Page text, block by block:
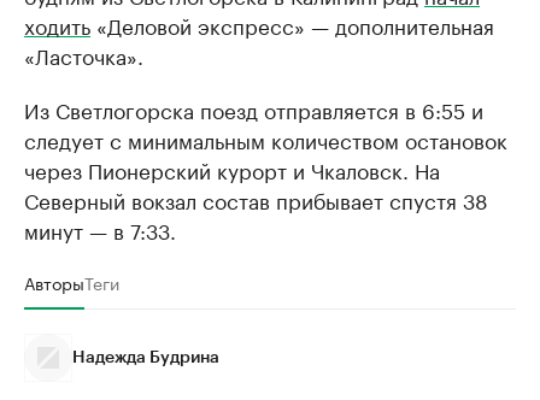
ходить «Деловой экспресс» — дополнительная
«Ласточка».
Из Светлогорска поезд отправляется в 6:55 и
следует с минимальным количеством остановок
через Пионерский курорт и Чкаловск. На
Северный вокзал состав прибывает спустя 38
минут — в 7:33.
АвторыТеги
Надежда Будрина